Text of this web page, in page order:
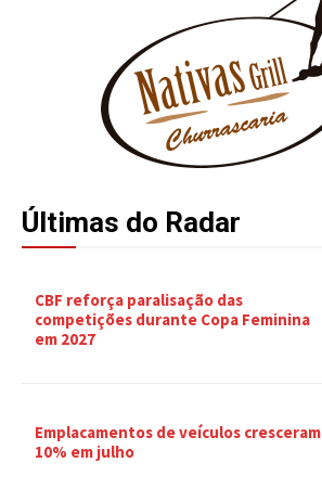
Últimas do Radar
CBF reforça paralisação das
competições durante Copa Feminina
em 2027
Emplacamentos de veículos cresceram
10% em julho